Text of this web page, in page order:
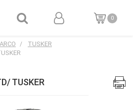
0
TUSKER
TUSKER